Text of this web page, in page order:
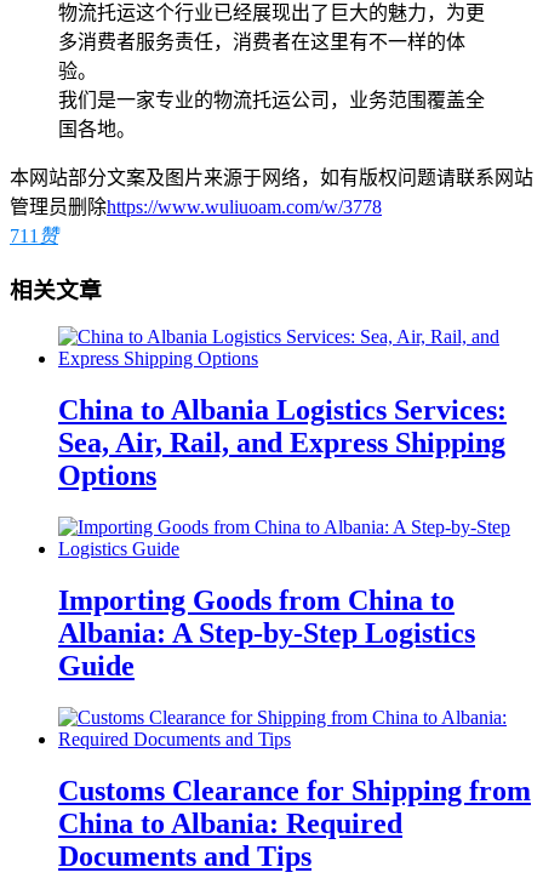
物流托运这个行业已经展现出了巨大的魅力，为更
多消费者服务责任，消费者在这里有不一样的体
验。
我们是一家专业的物流托运公司，业务范围覆盖全
国各地。
本网站部分文案及图片来源于网络，如有版权问题请联系网站
管理员删除https://www.wuliuoam.com/w/3778
711 赞
相关文章
China to Albania Logistics Services:
Sea, Air, Rail, and Express Shipping
Options
Importing Goods from China to
Albania: A Step-by-Step Logistics
Guide
Customs Clearance for Shipping from
China to Albania: Required
Documents and Tips